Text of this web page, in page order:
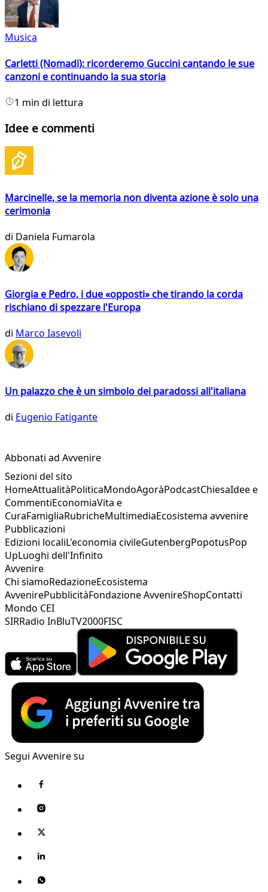
Musica
Carletti (Nomadi): ricorderemo Guccini cantando le sue
canzoni e continuando la sua storia
1 min di lettura
Idee e commenti
Marcinelle, se la memoria non diventa azione è solo una
cerimonia
di Daniela Fumarola
Giorgia e Pedro, i due «opposti» che tirando la corda
rischiano di spezzare l'Europa
di Marco Iasevoli
Un palazzo che è un simbolo dei paradossi all'italiana
di Eugenio Fatigante
Abbonati ad Avvenire
Sezioni del sito
HomeAttualitàPoliticaMondoAgoràPodcastChiesaIdee e
CommentiEconomiaVita e
CuraFamigliaRubricheMultimediaEcosistema avvenire
Pubblicazioni
Edizioni localiL'economia civileGutenbergPopotusPop
UpLuoghi dell'Infinito
Avvenire
Chi siamoRedazioneEcosistema
AvvenirePubblicitàFondazione AvvenireShopContatti
Mondo CEI
SIRRadio InBluTV2000FISC
Segui Avvenire su